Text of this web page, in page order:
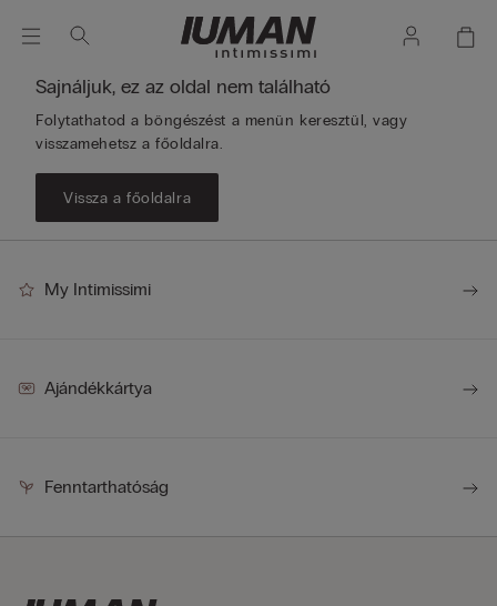
Sajnáljuk, ez az oldal nem található
Folytathatod a böngészést a menün keresztül, vagy
visszamehetsz a főoldalra.
Vissza a főoldalra
My Intimissimi
Ajándékkártya
Fenntarthatóság